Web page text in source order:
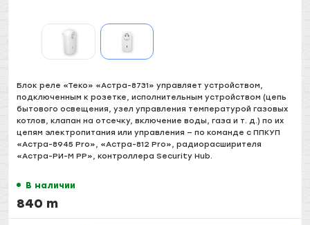
Блок реле «Теко» «Астра-8731» управляет устройством,
подключенным к розетке, исполнительным устройством (цепь
бытового освещения, узел управления температурой газовых
котлов, клапан на отсечку, включение воды, газа и т. д.) по их
цепям электропитания или управления — по команде с ППКУП
«Астра-8945 Pro», «Астра-812 Pro», радиорасширителя
«Астра-РИ-М РР», контроллера Security Hub.
В наличии
840 m